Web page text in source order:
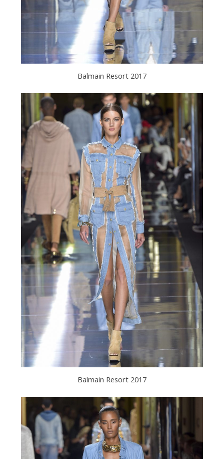
Balmain Resort 2017
Balmain Resort 2017